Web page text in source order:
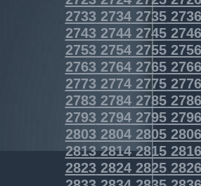
2733273427352736
2743274427452746
2753275427552756
2763276427652766
2773277427752776
2783278427852786
2793279427952796
2803280428052806
2813281428152816
2823282428252826